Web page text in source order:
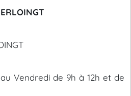
Vendredi de 9h à 12h et de